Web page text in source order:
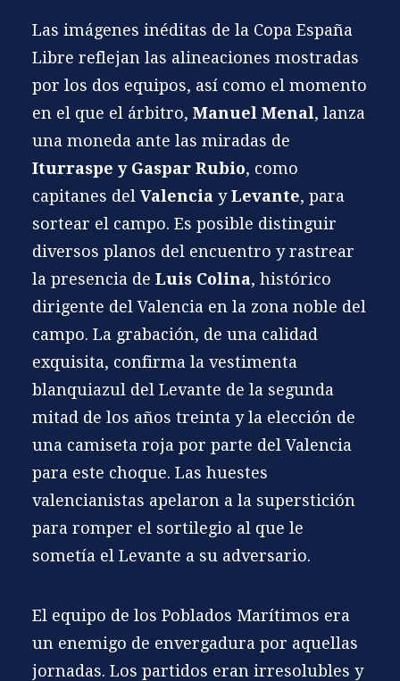
Las imágenes inéditas de la Copa España
Libre reflejan las alineaciones mostradas
por los dos equipos, así como el momento
en el que el árbitro, Manuel Menal, lanza
una moneda ante las miradas de
Iturraspe y Gaspar Rubio, como
capitanes del Valencia yLevante, para
sortear el campo. Es posible distinguir
diversos planos del encuentro y rastrear
la presencia de Luis Colina, histórico
dirigente del Valencia en la zona noble del
campo. La grabación, de una calidad
exquisita, confirma la vestimenta
blanquiazul del Levante de la segunda
mitad de los años treinta y la elección de
una camiseta roja por parte del Valencia
para este choque. Las huestes
valencianistas apelaron a la superstición
para romper el sortilegio al que le
sometía el Levante a su adversario.
El equipo de los Poblados Marítimos era
un enemigo de envergadura por aquellas
jornadas. Los partidos eran irresolubles y